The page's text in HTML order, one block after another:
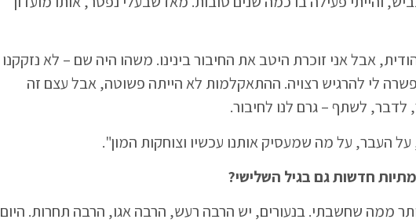
אבל אני זוכרת היטב את החיבור בינינו. משהו היה שם – לא נזקקנו
לי להרגיש רצויה. ההתאקלמות לא הייתה פשוטה, אבל עצם זה
לשתף – גרם לנו לחיבור.
העבר, על מה שמעסיק אותנו עכשיו וצוחקות המון".
חדשות גם בגיל השלישי?
ממה שחשבתי. בנעורים, יש הרבה רעש, הרבה אגו, הרבה תחרות. היום